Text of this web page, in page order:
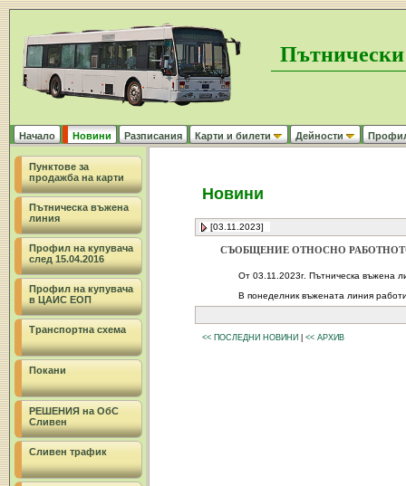
Начало Новини Разписания Карти и билети Дейности Профил
Пунктове за
продажба на карти
Пътническа въжена
линия
Профил на купувача
след 15.04.2016
Профил на купувача
в ЦАИС ЕОП
Транспортна схема
Покани
РЕШЕНИЯ на ОбС
Сливен
Сливен трафик
Новини
[03.11.2023]
СЪОБЩЕНИЕ ОТНОСНО
От 03.11.2023г. Пътническа въжена
В понеделник въжената линия
<< ПОСЛЕДНИ НОВИНИ << АРХИВ